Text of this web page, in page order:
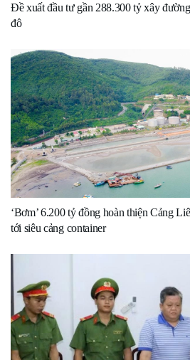
Đề xuất đầu tư gần 288.300 tỷ xây
đô
‘Bơm’ 6.200 tỷ đồng hoàn thiện Cảng
tới siêu cảng container